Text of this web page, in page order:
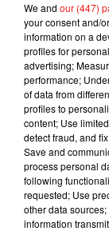
We and our (447)
your consent and/
information on a
profiles for
advertising;
performance;
of data from
profiles to
content; Use
detect fraud, and
Save and
process personal
following
requested; Use
other data
information